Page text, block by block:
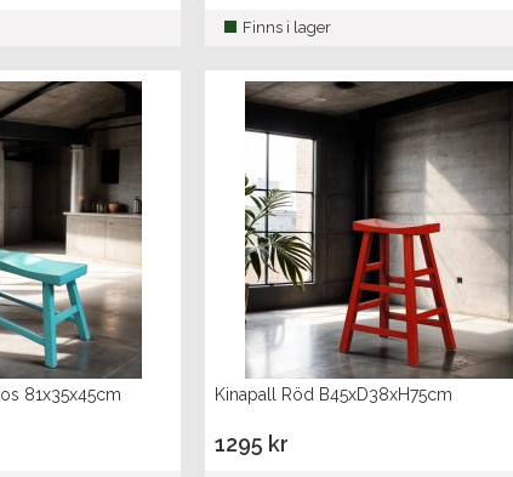
Finns i lager
81x35x45cm Kinapall Röd B45xD38xH75cm
1295 kr